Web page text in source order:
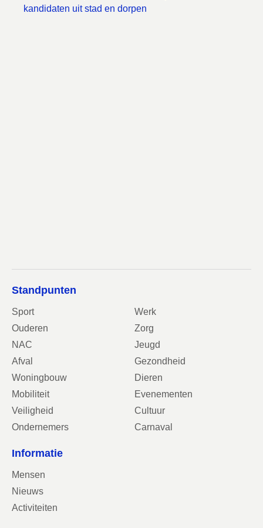
kandidaten uit stad en dorpen
Standpunten
Sport
Ouderen
NAC
Afval
Woningbouw
Mobiliteit
Veiligheid
Ondernemers
Werk
Zorg
Jeugd
Gezondheid
Dieren
Evenementen
Cultuur
Carnaval
Informatie
Mensen
Nieuws
Activiteiten